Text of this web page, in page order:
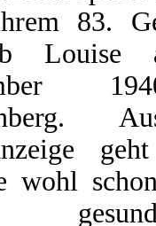
83.
Louise
wohl